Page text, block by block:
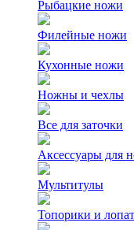
Рыбацкие ножи
Филейные ножи
Кухонные ножи
Ножны и чехлы
Все для заточки
Аксессуары для
Мультитулы
Топорики и